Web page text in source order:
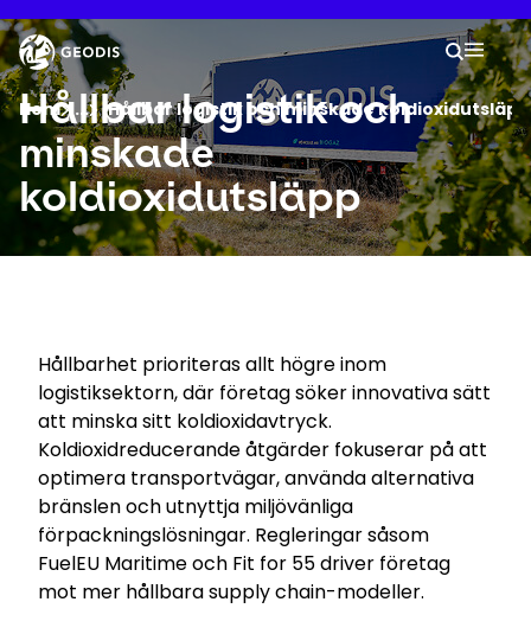
till
huvudinnehåll
Företag
Nyhetsrum
Platser
Spåra försändelse
Select your country and language
Din
Sök
Du är nu här :
Hem ...Show all breadcrumb elements
Hållbar logistik och minskade koldioxidutsläpp
Keepeek
Hållbar logistik och
minskade
koldioxidutsläpp
Hållbarhet prioriteras allt högre inom
logistiksektorn, där företag söker innovativa sätt
att minska sitt koldioxidavtryck.
Koldioxidreducerande åtgärder fokuserar på att
optimera transportvägar, använda alternativa
bränslen och utnyttja miljövänliga
förpackningslösningar. Regleringar såsom
FuelEU Maritime och Fit for 55 driver företag
mot mer hållbara supply chain-modeller.